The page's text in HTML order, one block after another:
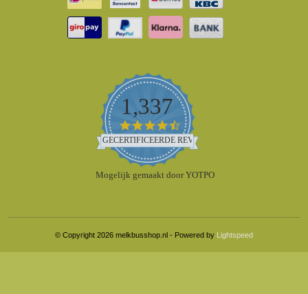
1,337
4.5
star
rating
GECERTIFICEERDE REVIEWS
Mogelijk gemaakt door YOTPO
© Copyright 2026 melkbusshop.nl - Powered by Lightspeed